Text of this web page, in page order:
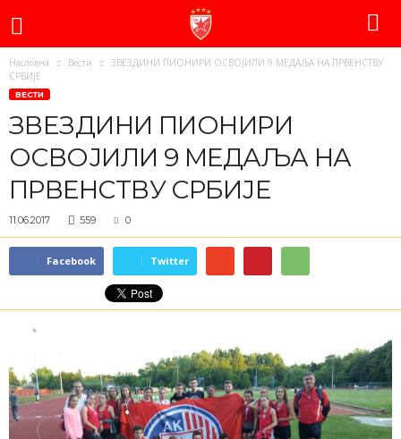
Насловна Вести
ЗВЕЗДИНИ ПИОНИРИ ОСВОЈИЛИ 9 МЕДАЉА НА ПРВЕНСТВУ
СРБИЈЕ
ВЕСТИ
ЗВЕЗДИНИ ПИОНИРИ
ОСВОЈИЛИ 9 МЕДАЉА НА
ПРВЕНСТВУ СРБИЈЕ
11.06.2017 559 0
Facebook Twitter